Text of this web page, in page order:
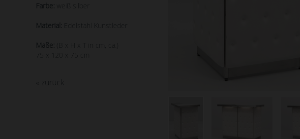
Farbe:
Material: Edelstahl Kunstleder
Maße:
(B x H x T in cm, ca.)
« zurück